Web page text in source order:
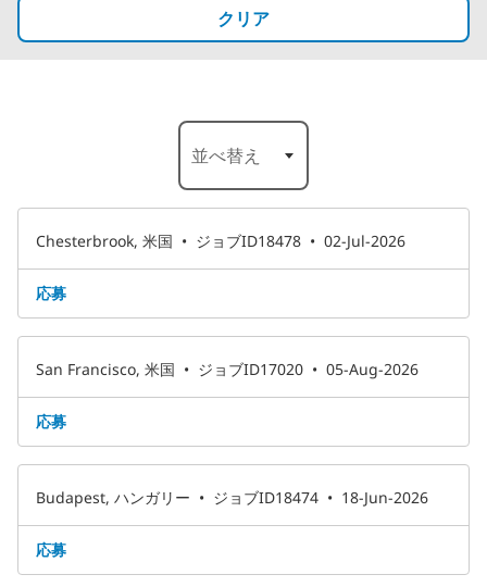
クリア
並べ替え
Chesterbrook, 米国 • ジョブID18478 • 02-Jul-2026
応募
San Francisco, 米国 • ジョブID17020 • 05-Aug-2026
応募
Budapest, ハンガリー • ジョブID18474 • 18-Jun-2026
応募